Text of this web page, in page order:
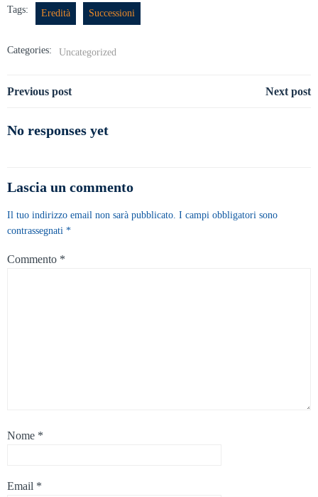
Tags: Eredità Successioni
Categories: Uncategorized
Navigazione
articoli
Previous post
Navigazione
Next post
No responses yet
Lascia un commento
Il tuo indirizzo email non sarà pubblicato. I campi obbligatori sono
contrassegnati *
Commento *
Nome *
Email *